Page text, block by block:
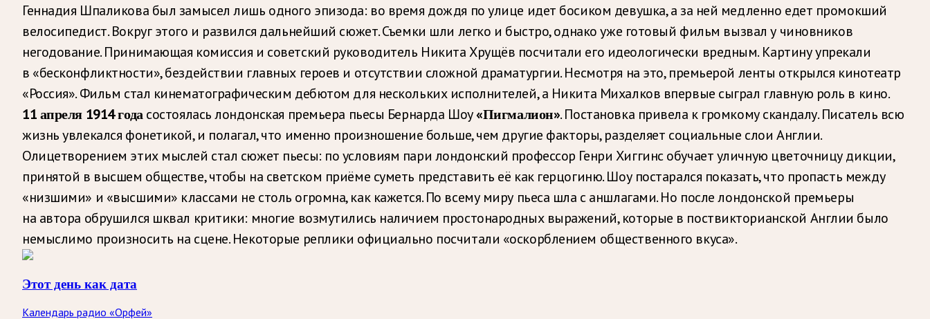
Геннадия Шпаликова был замысел лишь одного эпизода: во время дождя по улице идет босиком девушка, а за ней медленно едет промокший
велосипедист. Вокруг этого и развился дальнейший сюжет. Съемки шли легко и быстро, однако уже готовый фильм вызвал у чиновников
негодование. Принимающая комиссия и советский руководитель Никита Хрущёв посчитали его идеологически вредным. Картину упрекали
в «бесконфликтности», бездействии главных героев и отсутствии сложной драматургии. Несмотря на это, премьерой ленты открылся кинотеатр
«Россия». Фильм стал кинематографическим дебютом для нескольких исполнителей, а Никита Михалков впервые сыграл главную роль в кино.
11 апреля 1914 годасостоялась лондонская премьера пьесы Бернарда Шоу«Пигмалион». Постановка привела к громкому скандалу. Писатель всю
жизнь увлекался фонетикой, и полагал, что именно произношение больше, чем другие факторы, разделяет социальные слои Англии.
Олицетворением этих мыслей стал сюжет пьесы: по условиям пари лондонский профессор Генри Хиггинс обучает уличную цветочницу дикции,
принятой в высшем обществе, чтобы на светском приёме суметь представить её как герцогиню. Шоу постарался показать, что пропасть между
«низшими» и «высшими» классами не столь огромна, как кажется. По всему миру пьеса шла с аншлагами. Но после лондонской премьеры
на автора обрушился шквал критики: многие возмутились наличием простонародных выражений, которые в поствикторианской Англии было
немыслимо произносить на сцене. Некоторые реплики официально посчитали «оскорблением общественного вкуса».
Этот день как дата
Календарь радио «Орфей»